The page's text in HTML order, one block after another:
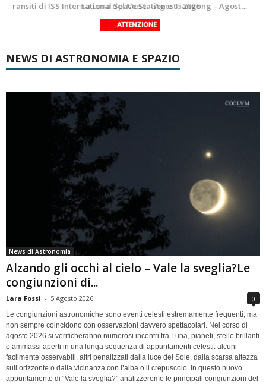
La Luna del Mese – Agosto 2026
Le costellazioni di Agosto 2026: Delfino
NEWS DI ASTRONOMIA E SPAZIO
News di Astronomia
Alzando gli occhi al cielo – Vale la sveglia?Le
congiunzioni di...
Lara Fossi - 5 Agosto 2026 0
Le congiunzioni astronomiche sono eventi celesti estremamente frequenti, ma
non sempre coincidono con osservazioni davvero spettacolari. Nel corso di
agosto 2026 si verificheranno numerosi incontri tra Luna, pianeti, stelle brillanti
e ammassi aperti in una lunga sequenza di appuntamenti celesti: alcuni
facilmente osservabili, altri penalizzati dalla luce del Sole, dalla scarsa altezza
sull’orizzonte o dalla vicinanza con l’alba o il crepuscolo. In questo nuovo
appuntamento di “Vale la sveglia?” analizzeremo le principali congiunzioni del